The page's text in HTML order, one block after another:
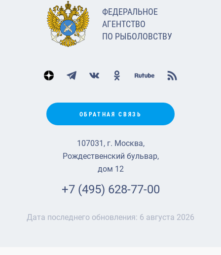
ФЕДЕРАЛЬНОЕ
АГЕНТСТВО
ПО РЫБОЛОВСТВУ
ОБРАТНАЯ СВЯЗЬ
107031, г. Москва,
Рождественский бульвар,
дом 12
+7 (495) 628-77-00
Дата последнего обновления: 6 августа 2026